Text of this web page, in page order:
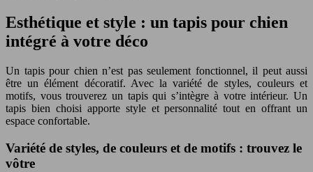
Esthétique et style : un tapis pour chien
intégré à votre déco
Un tapis pour chien n’est pas seulement fonctionnel, il peut aussi
être un élément décoratif. Avec la variété de styles, couleurs et
motifs, vous trouverez un tapis qui s’intègre à votre intérieur. Un
tapis bien choisi apporte style et personnalité tout en offrant un
espace confortable.
Variété de styles, de couleurs et de motifs : trouvez le
vôtre